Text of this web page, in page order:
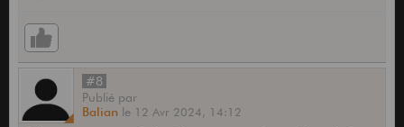
#8
Publié par
Balian le 12 Avr 2024, 14:12